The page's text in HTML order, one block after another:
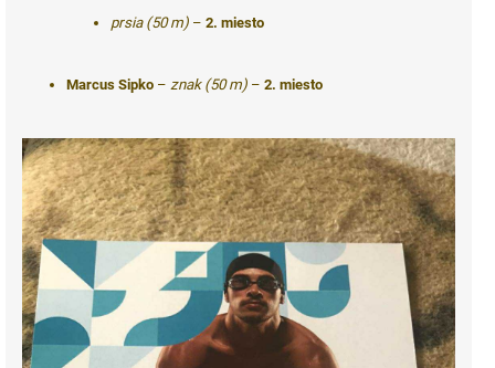
prsia (50 m) –2. miesto
Marcus Sipko – znak (50 m) –2. miesto